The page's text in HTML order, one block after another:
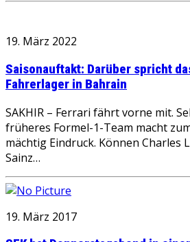
19. März 2022
Saisonauftakt: Darüber spricht
Fahrerlager in Bahrain
SAKHIR – Ferrari fährt vorne mit.
früheres Formel-1-Team macht
mächtig Eindruck. Können Charles
Sainz…
19. März 2017